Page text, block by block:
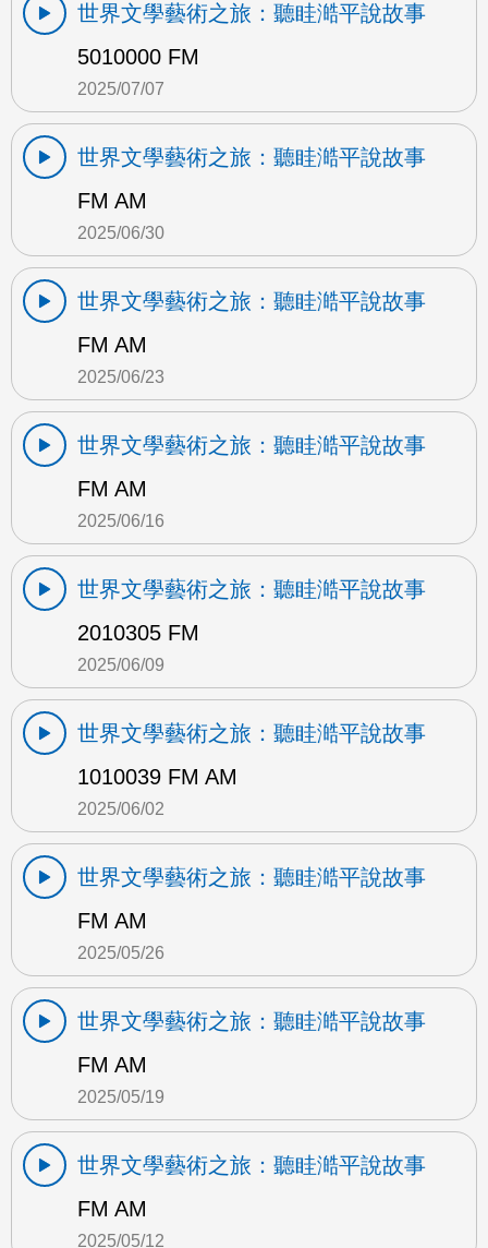
世界文學藝術之旅：聽眭澔平說故事
5010000 FM
2025/07/07
世界文學藝術之旅：聽眭澔平說故事
FM AM
2025/06/30
世界文學藝術之旅：聽眭澔平說故事
FM AM
2025/06/23
世界文學藝術之旅：聽眭澔平說故事
FM AM
2025/06/16
世界文學藝術之旅：聽眭澔平說故事
2010305 FM
2025/06/09
世界文學藝術之旅：聽眭澔平說故事
1010039 FM AM
2025/06/02
世界文學藝術之旅：聽眭澔平說故事
FM AM
2025/05/26
世界文學藝術之旅：聽眭澔平說故事
FM AM
2025/05/19
世界文學藝術之旅：聽眭澔平說故事
FM AM
2025/05/12